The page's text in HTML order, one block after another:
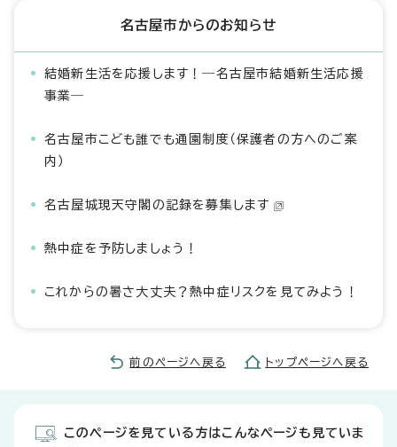
名古屋市からのお知らせ
結婚新生活を応援します！―名古屋市結婚新生活応援
事業―
名古屋市こども誰でも通園制度（保護者の方へのご案
内）
名古屋城現天守閣の記録を募集します
熱中症を予防しましょう！
これからの暑さ大丈夫？熱中症リスクを見てみよう！
前のページへ戻る トップページへ戻る
このページを見ている方はこんなページも見ていま